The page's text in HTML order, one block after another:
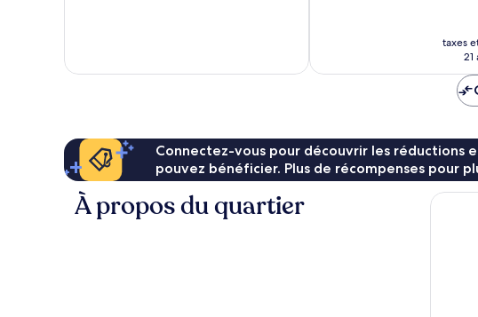
taxes
21
Connectez-vous pour découvrir les réductions
pouvez bénéficier. Plus de récompenses pour
À propos du quartier